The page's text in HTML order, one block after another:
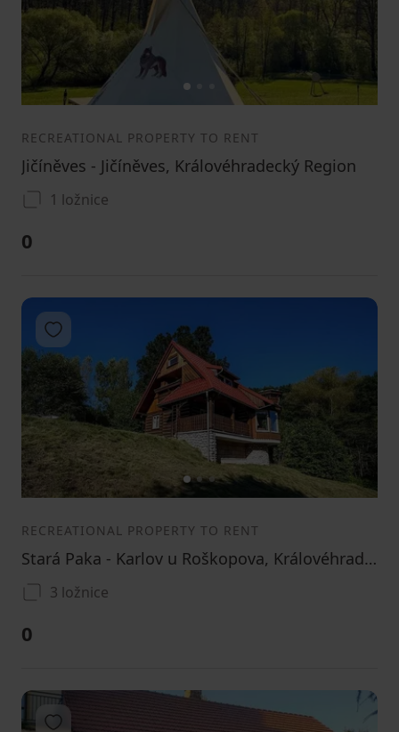
1
RECREATIONAL PROPERTY TO RENT
Jičíněves - Jičíněves, Královéhradecký Region
1 ložnice
0
12 3
Add to favorites
RECREATIONAL PROPERTY TO RENT
Stará Paka - Karlov u Roškopova, Královéhradecký Region
3 ložnice
0
Add to favorites